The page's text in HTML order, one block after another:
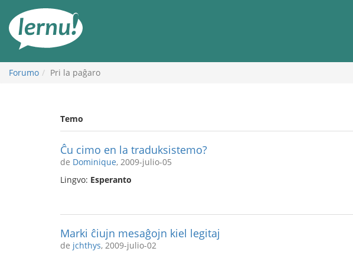
enhavo
Forumo Pri la paĝaro
Temo
Ĉu cimo en la traduksistemo?
de Dominique, 2009-julio-05
Lingvo: Esperanto
Marki ĉiujn mesaĝojn kiel legitaj
de jchthys, 2009-julio-02